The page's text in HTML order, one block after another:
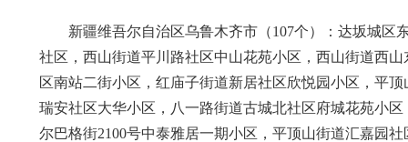
新疆维吾尔自治区乌鲁木齐市（107个）：达坂城
社区，西山街道平川路社区中山花苑小区，西山街道西
区南站二街小区，红庙子街道新居社区欣悦园小区，平
瑞安社区大华小区，八一路街道古城北社区府城花苑小
尔巴格街2100号中泰雅居一期小区，平顶山街道汇嘉园